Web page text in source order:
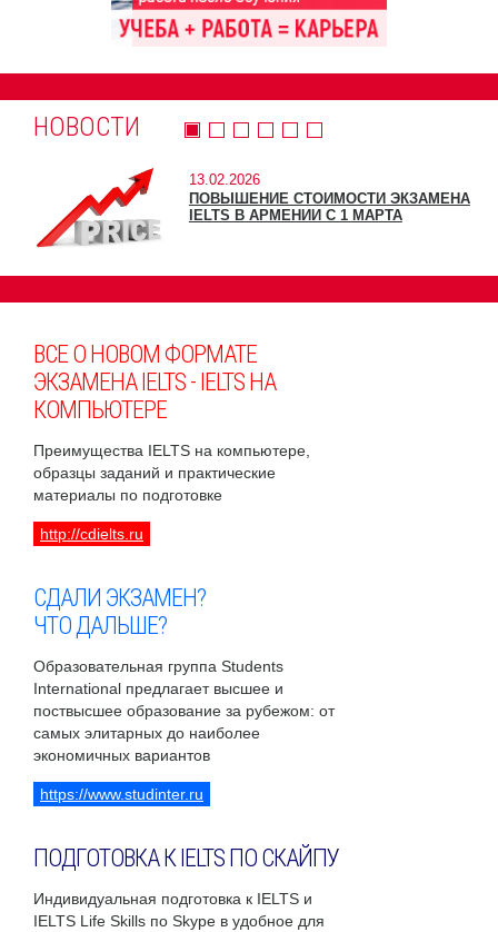
НОВОСТИ
13.02.2026
ПОВЫШЕНИЕ СТОИМОСТИ ЭКЗАМЕНА
IELTS В АРМЕНИИ С 1 МАРТА
ВСЕ О НОВОМ ФОРМАТЕ
ЭКЗАМЕНА IELTS - IELTS НА
КОМПЬЮТЕРЕ
Преимущества IELTS на компьютере,
образцы заданий и практические
материалы по подготовке
http://cdielts.ru
СДАЛИ ЭКЗАМЕН?
ЧТО ДАЛЬШЕ?
Образовательная группа Students
International предлагает высшее и
поствысшее образование за рубежом: от
самых элитарных до наиболее
экономичных вариантов
https://www.studinter.ru
ПОДГОТОВКА К IELTS ПО СКАЙПУ
Индивидуальная подготовка к IELTS и
IELTS Life Skills по Skype в удобное для